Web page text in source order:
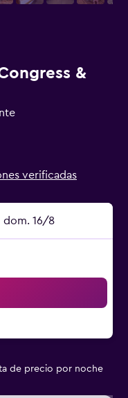
&
verificadas
dom. 16/8
de precio por noche